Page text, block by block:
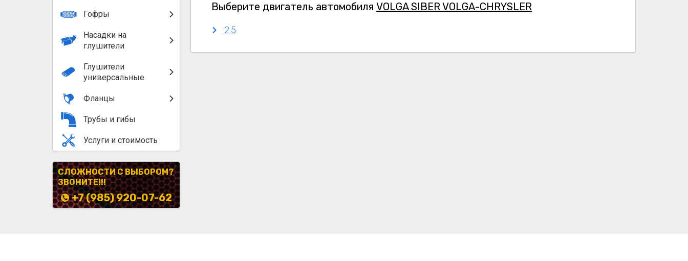
Гофры
Насадки на
глушители
Глушители
универсальные
Фланцы
Трубы и гибы
Услуги и стоимость
СЛОЖНОСТИ С ВЫБОРОМ?
ЗВОНИТЕ!!!
+7 (985) 920-07-62
Выберите двигатель автомобиля VOLGA SIBER VOLGA-CHRYSLER
2.5